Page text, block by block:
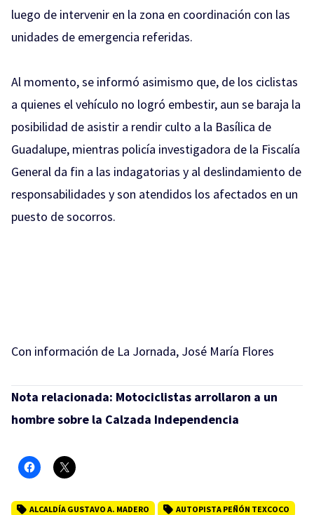
luego de intervenir en la zona en coordinación con las
unidades de emergencia referidas.
Al momento, se informó asimismo que, de los ciclistas
a quienes el vehículo no logró embestir, aun se baraja la
posibilidad de asistir a rendir culto a la Basílica de
Guadalupe, mientras policía investigadora de la Fiscalía
General da fin a las indagatorias y al deslindamiento de
responsabilidades y son atendidos los afectados en un
puesto de socorros.
Con información de La Jornada, José María Flores
Nota relacionada: Motociclistas arrollaron a un
hombre sobre la Calzada Independencia
ALCALDÍA GUSTAVO A. MADERO AUTOPISTA PEÑÓN TEXCOCO